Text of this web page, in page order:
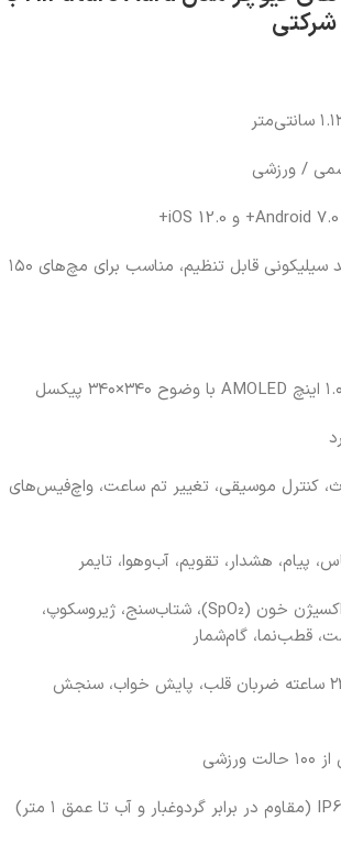
/ ورزشی
طراحی: بدنه فلزی با بند سیلیکونی قابل تنظیم، مناسب برای مچ‌های ۱۵۰
کنترل موسیقی، تغییر تم ساعت، واچ‌فیس‌های
پیام، هشدار، تقویم، آب‌وهوا، تایمر
حسگرها: ضربان قلب، اکسیژن خون (SpO₂)، شتاب‌سنج، ژیروسکوپ،
قطب‌نما، گام‌شمار
پایش سلامت: پایش ۲۴ ساعته ضربان قلب، پایش خواب، سنجش